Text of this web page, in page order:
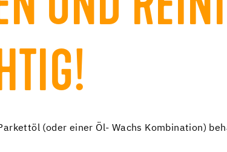
(oder einer Öl- Wachs Kombination)